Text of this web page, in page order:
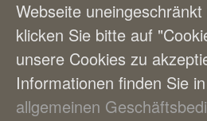
Benutzerkonto
Mein Benutzerkonto
Bestellungen
Webseite
klicken Sie bitte auf
unsere Cookies zu
Informationen finden Sie
allgemeinen